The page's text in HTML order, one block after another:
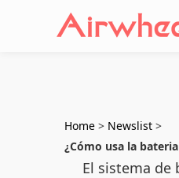
Home > Newslist >
¿Cómo usa la
El sistema de